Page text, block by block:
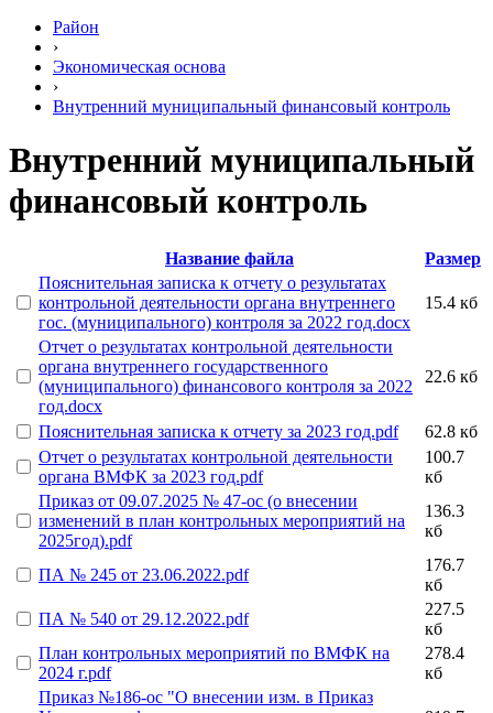
Район
›
Экономическая основа
›
Внутренний муниципальный финансовый контроль
Внутренний муниципальный
финансовый контроль
Название файла
Размер
Пояснительная записка к отчету о результатах
контрольной деятельности органа внутреннего
гос. (муниципального) контроля за 2022 год.docx
15.4 кб
Отчет о результатах контрольной деятельности
органа внутреннего государственного
(муниципального) финансового контроля за 2022
год.docx
22.6 кб
Пояснительная записка к отчету за 2023 год.pdf
62.8 кб
Отчет о результатах контрольной деятельности
органа ВМФК за 2023 год.pdf
100.7
кб
Приказ от 09.07.2025 № 47-ос (о внесении
изменений в план контрольных мероприятий на
2025год).pdf
136.3
кб
ПА № 245 от 23.06.2022.pdf
176.7
кб
ПА № 540 от 29.12.2022.pdf
227.5
кб
План контрольных мероприятий по ВМФК на
2024 г.pdf
278.4
кб
Приказ №186-ос "О внесении изм. в Приказ